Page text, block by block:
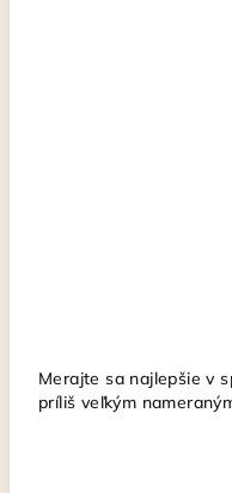
Merajte sa najlepšie v
príliš veľkým